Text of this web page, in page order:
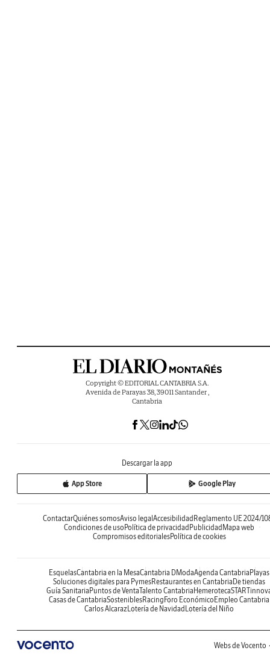
Copyright © EDITORIAL CANTABRIA S.A.
Avenida de Parayas 38, 39011 Santander ,
Cantabria
Descargar la app
App Store Google Play
ContactarQuiénes somosAviso legalAccesibilidadReglamento UE 2024/
Condiciones de usoPolítica de privacidadPublicidadMapa web
Compromisos editorialesPolítica de cookies
EsquelasCantabria en la MesaCantabria DModaAgenda CantabriaPlayas
Soluciones digitales para PymesRestaurantes en CantabriaDe tiendas
Guía SanitariaPuntos de VentaTalento CantabriaHemeroteca
Casas de CantabriaSosteniblesRacingForo EconómicoEmpleo Cantabria
Carlos AlcarazLotería de NavidadLotería del Niño
Webs de Vocento